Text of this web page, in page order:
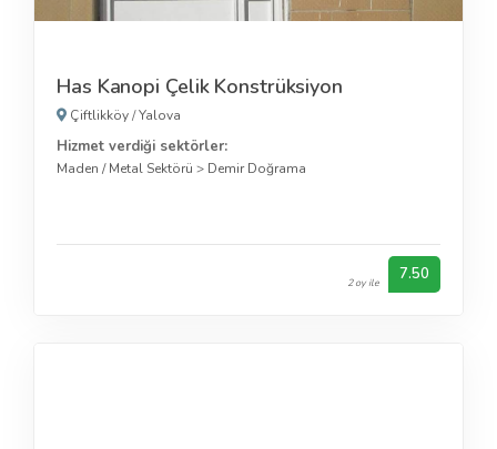
Has Kanopi Çelik Konstrüksiyon
Çiftlikköy/Yalova
Hizmet verdiği sektörler:
Maden / Metal Sektörü > Demir Doğrama
2 oy ile 7.50